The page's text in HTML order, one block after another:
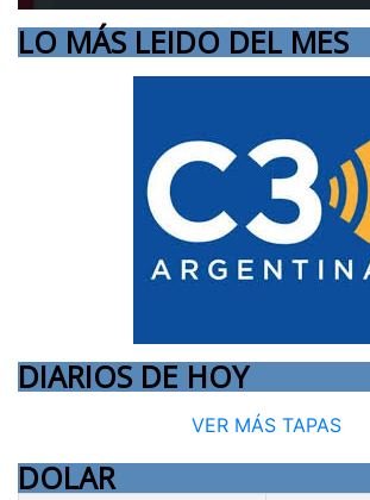
LO MÁS LEIDO DEL MES
DIARIOS DE HOY
VER MÁS TAPAS
DOLAR